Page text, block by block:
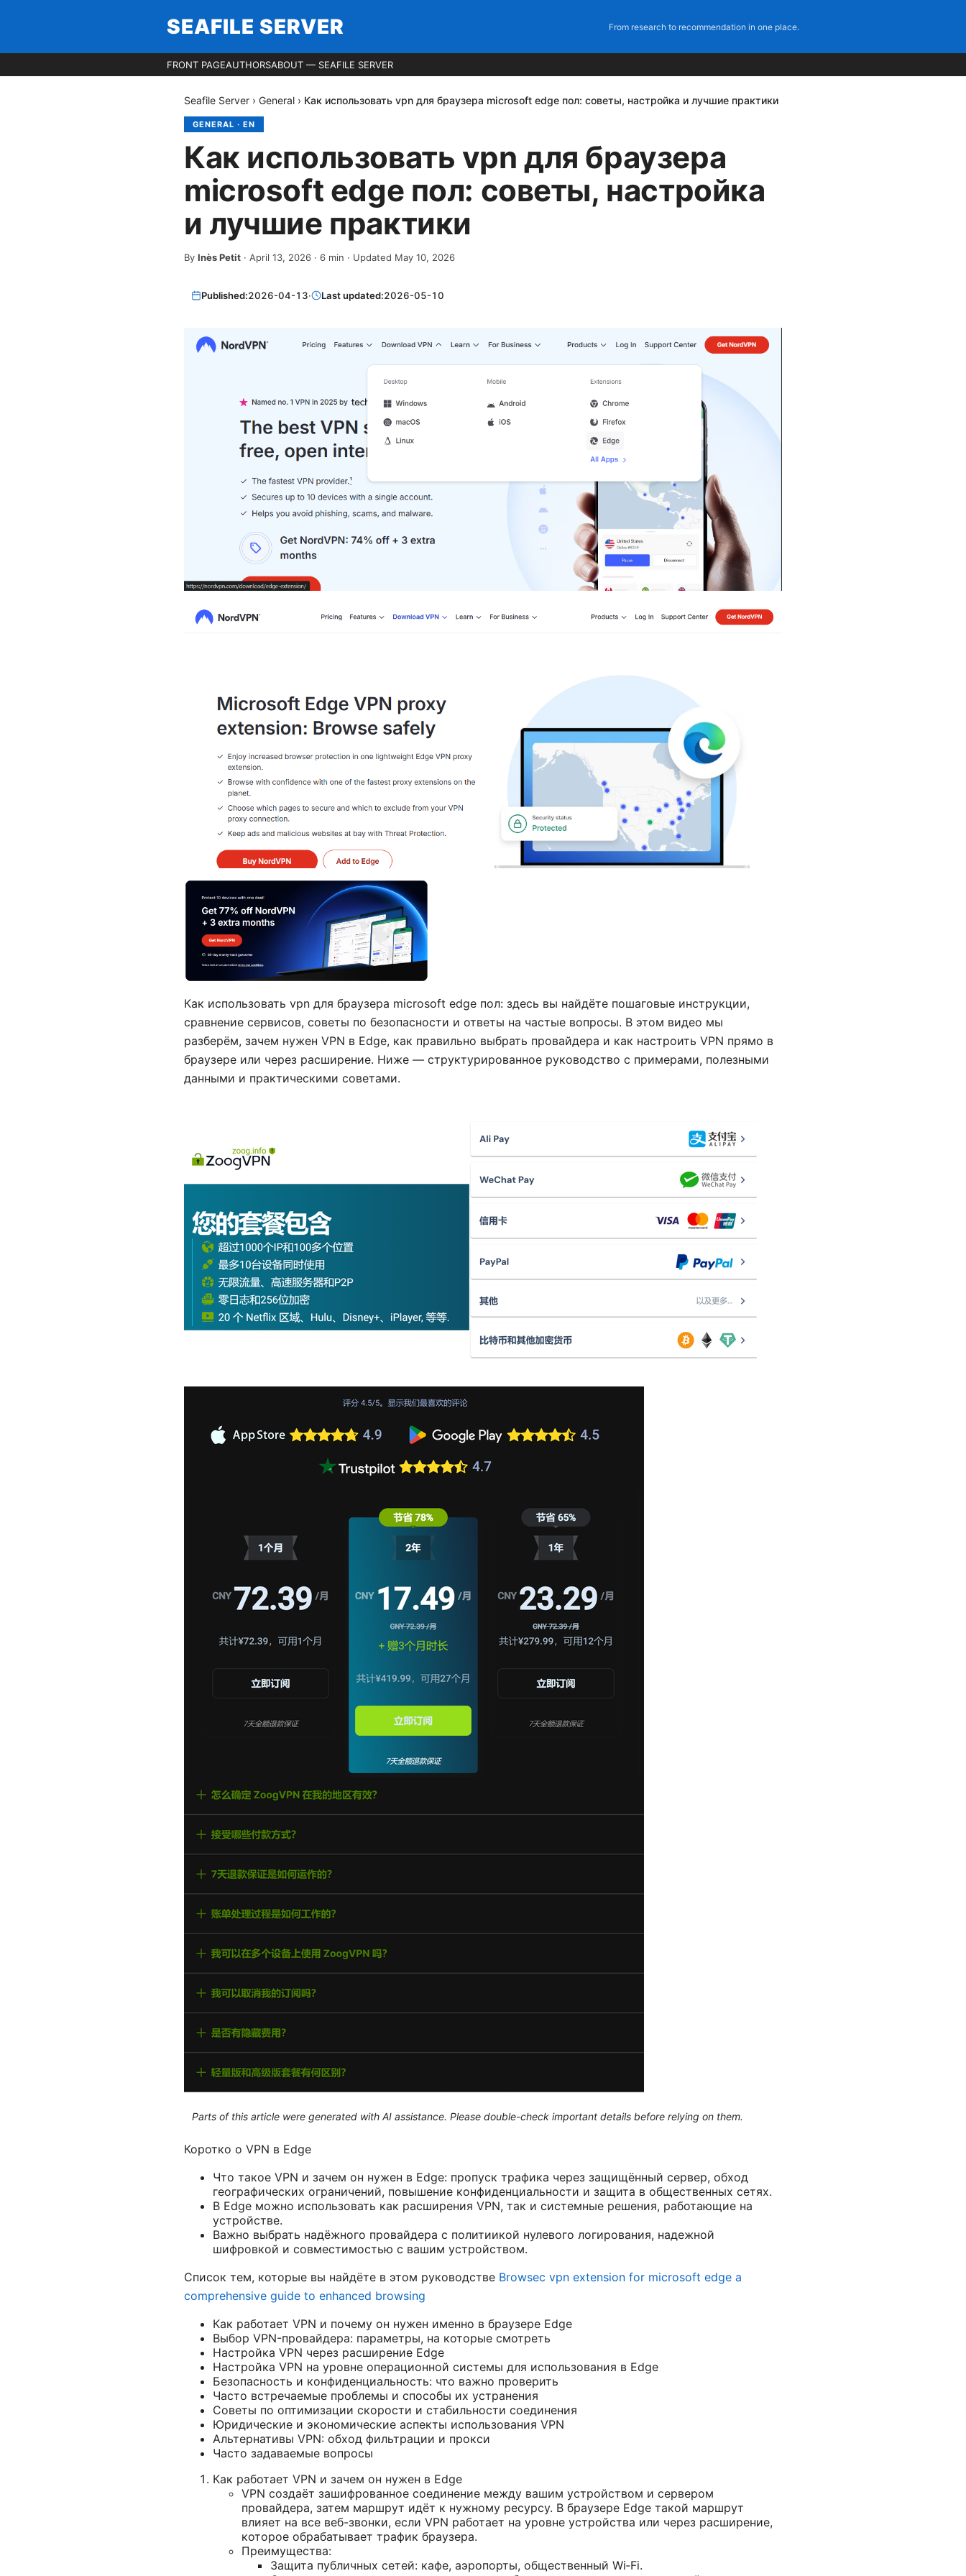
SEAFILE SERVER From research to recommendation in one place.
FRONT PAGEAUTHORSABOUT — SEAFILE SERVER
Seafile Server › General › Как использовать vpn для браузера microsoft edge пол: советы, настройка и лучшие практики
GENERAL · EN
Как использовать vpn для браузера
microsoft edge пол: советы, настройка
и лучшие практики
By Inès Petit · April 13, 2026 · 6 min · Updated May 10, 2026
Published:2026-04-13· Last updated:2026-05-10
Как использовать vpn для браузера microsoft edge пол: здесь вы найдёте пошаговые инструкции,
сравнение сервисов, советы по безопасности и ответы на частые вопросы. В этом видео мы
разберём, зачем нужен VPN в Edge, как правильно выбрать провайдера и как настроить VPN прямо в
браузере или через расширение. Ниже — структурированное руководство с примерами, полезными
данными и практическими советами.
Parts of this article were generated with AI assistance. Please double-check important details before relying on them.
Коротко о VPN в Edge
Что такое VPN и зачем он нужен в Edge: пропуск трафика через защищённый сервер, обход
географических ограничений, повышение конфиденциальности и защита в общественных сетях.
В Edge можно использовать как расширения VPN, так и системные решения, работающие на
устройстве.
Важно выбрать надёжного провайдера с политиикой нулевого логирования, надежной
шифровкой и совместимостью с вашим устройством.
Список тем, которые вы найдёте в этом руководстве Browsec vpn extension for microsoft edge a
comprehensive guide to enhanced browsing
Как работает VPN и почему он нужен именно в браузере Edge
Выбор VPN-провайдера: параметры, на которые смотреть
Настройка VPN через расширение Edge
Настройка VPN на уровне операционной системы для использования в Edge
Безопасность и конфиденциальность: что важно проверить
Часто встречаемые проблемы и способы их устранения
Советы по оптимизации скорости и стабильности соединения
Юридические и экономические аспекты использования VPN
Альтернативы VPN: обход фильтрации и прокси
Часто задаваемые вопросы
Как работает VPN и зачем он нужен в Edge
VPN создаёт зашифрованное соединение между вашим устройством и сервером
провайдера, затем маршрут идёт к нужному ресурсу. В браузере Edge такой маршрут
влияет на все веб-звонки, если VPN работает на уровне устройства или через расширение,
которое обрабатывает трафик браузера.
Преимущества:
Защита публичных сетей: кафе, аэропорты, общественный Wi‑Fi.